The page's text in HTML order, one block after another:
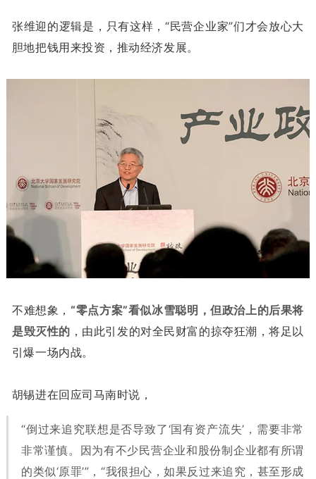
张维迎的逻辑是，只有这样，“民营企业家”们才会放心大
胆地把钱用来投资，推动经济发展。
不难想象， “零点方案”看似冰雪聪明，但政治上的后果将
是毁灭性的 ，由此引发的对全民财富的掠夺狂潮，将足以
引爆一场内战。
胡锡进在回应司马南时说，
“倒过来追究联想是否导致了‘国有资产流失’，需要非常
非常谨慎。因为有不少民营企业和股份制企业都有所谓
的类似‘原罪’”，“我很担心，如果反过来追究，甚至形成